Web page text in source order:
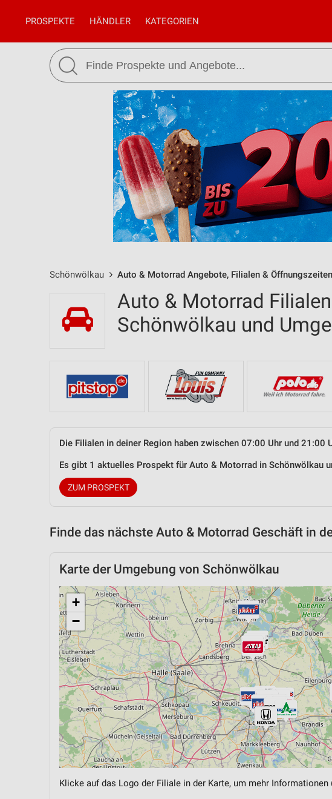
PROSPEKTE HÄNDLER KATEGORIEN
Schönwölkau Auto & Motorrad Angebote, Filialen & Öffnungszeiten
Auto & Motorrad
Schönwölkau und
Die Filialen in deiner Region haben zwischen 07:00 Uhr und 21:00
Es gibt 1 aktuelles Prospekt für Auto & Motorrad in Schönwölkau
ZUM PROSPEKT
Finde das nächste Auto & Motorrad Geschäft in
Karte der Umgebung von Schönwölkau
+
−
Klicke auf das Logo der Filiale in der Karte, um mehr